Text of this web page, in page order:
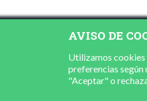
AVISO DE
Utilizamos cookies
preferencias según
"Aceptar" o